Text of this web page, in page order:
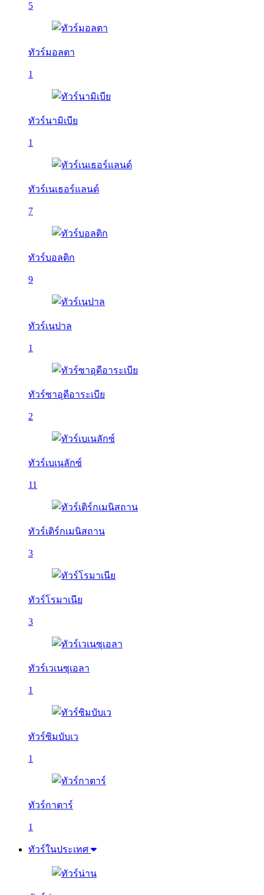
5
ทัวร์มอลตา
1
ทัวร์นามิเบีย
1
ทัวร์เนเธอร์แลนด์
7
ทัวร์บอลติก
9
ทัวร์เนปาล
1
ทัวร์ซาอุดีอาระเบีย
2
ทัวร์เบเนลักซ์
11
ทัวร์เติร์กเมนิสถาน
3
ทัวร์โรมาเนีย
3
ทัวร์เวเนซุเอลา
1
ทัวร์ซิมบับเว
1
ทัวร์กาตาร์
1
ทัวร์ในประเทศ